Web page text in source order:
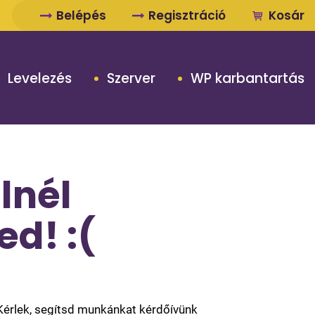
Belépés Regisztráció Kosár
Levelezés Szerver WP karbantartás
:(
segítsd munkánkat kérdőívünk